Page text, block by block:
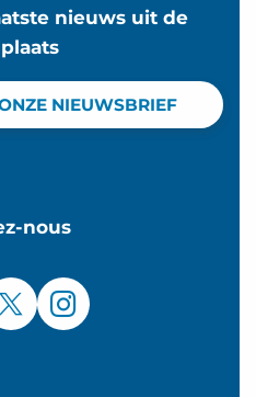
nieuws uit de
NIEUWSBRIEF
nous